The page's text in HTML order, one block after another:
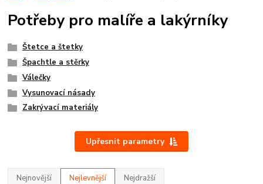
Potřeby pro malíře a lakýrníky
Štetce a štetky
Špachtle a stěrky
Válečky
Vysunovací násady
Zakrývací materiály
Upřesnit parametry
Nejnovější Nejlevnější Nejdražší